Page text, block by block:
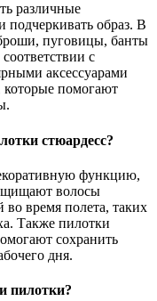
различные
подчеркивать образ. В
пуговицы, банты
с
аксессуарами
помогают
стюардесс?
функцию,
волосы
во время полета, таких
Также пилотки
сохранить
дня.
пилотки?